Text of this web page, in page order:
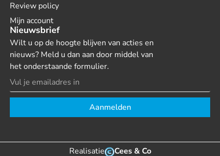
Review policy
Mijn account
Nieuwsbrief
Wilt u op de hoogte blijven van acties en
nieuws? Meld u dan aan door middel van
het onderstaande formulier.
Aanmelden
Realisatie Cees & Co